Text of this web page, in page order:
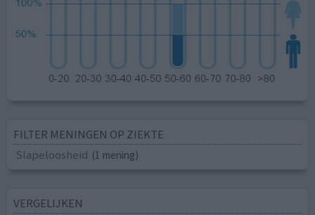
FILTER MENINGEN OP ZIEKTE
Slapeloosheid (1 mening)
VERGELIJKEN